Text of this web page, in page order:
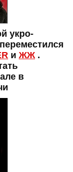
укро-
и ЖЖ .
в